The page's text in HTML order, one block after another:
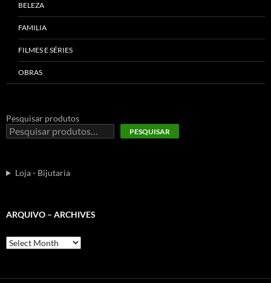
BELEZA
FAMILIA
FILMES E SÉRIES
OBRAS
Pesquisar produtos
PESQUISAR
Loja - Bijutaria
ARQUIVO – ARCHIVES
Arquivo
–